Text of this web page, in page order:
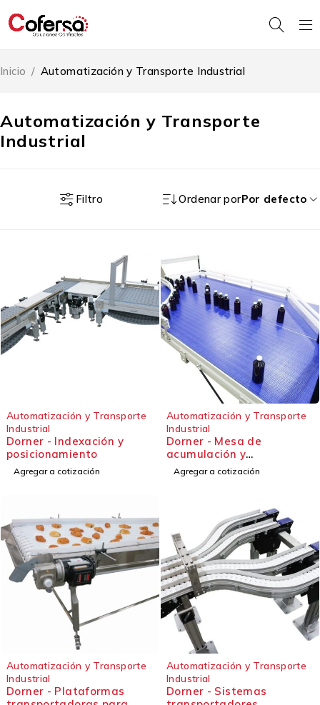
Automatización y Transporte
Industrial
Inicio / Automatización y Transporte Industrial
Filtro Ordenar porPor defecto
Automatización y Transporte
Industrial
Dorner - Indexación y
posicionamiento
Agregar a cotización
Automatización y Transporte
Industrial
Dorner - Mesa de
acumulación y
recirculación - BiFlo
Agregar a cotización
Automatización y Transporte
Industrial
Dorner - Plataformas
Automatización y Transporte
Industrial
Dorner - Sistemas